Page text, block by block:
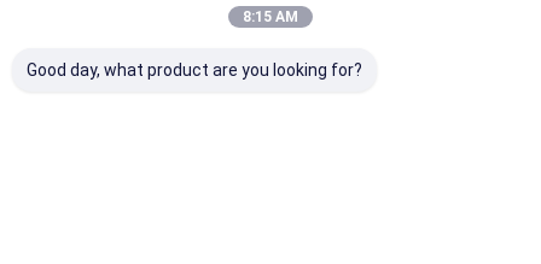
8:15 AM
Good day, what product are you looking for?